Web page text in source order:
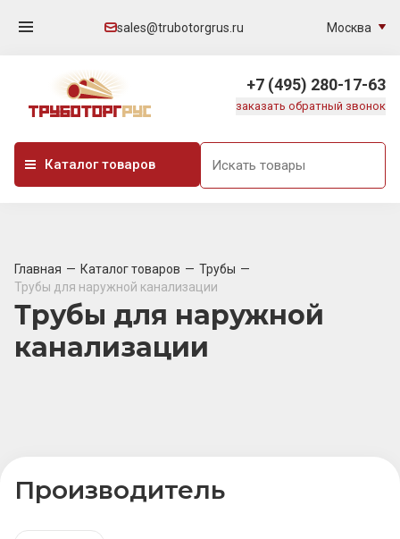
sales@trubotorgrus.ru Москва
Каталог товаров
+7 (495) 280-17-63
заказать обратный звонок
Главная Каталог товаров
Трубы
Трубы для наружной канализации
Трубы для наружной
канализации
Производитель